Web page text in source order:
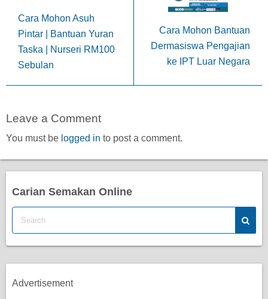
Cara Mohon Asuh
Pintar | Bantuan Yuran
Taska | Nurseri RM100
Sebulan
Cara Mohon Bantuan
Dermasiswa Pengajian
ke IPT Luar Negara
Leave a Comment
You must be logged in to post a comment.
Carian Semakan Online
Advertisement